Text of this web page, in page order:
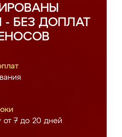
БЕЗ ДОПЛАТ
от 7 до 20 дней